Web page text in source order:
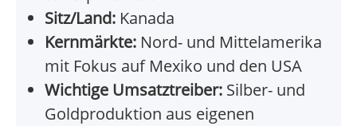
Sitz/Land: Kanada
Kernmärkte: Nord- und Mittelamerika
mit Fokus auf Mexiko und den USA
Wichtige Umsatztreiber: Silber- und
Goldproduktion aus eigenen